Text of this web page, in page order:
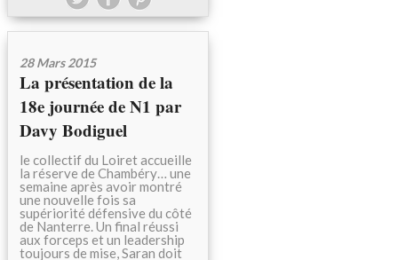
28 Mars 2015
La présentation de la
18e journée de N1 par
Davy Bodiguel
le collectif du Loiret accueille
la réserve de Chambéry… une
semaine après avoir montré
une nouvelle fois sa
supériorité défensive du côté
de Nanterre. Un final réussi
aux forceps et un leadership
toujours de mise, Saran doit